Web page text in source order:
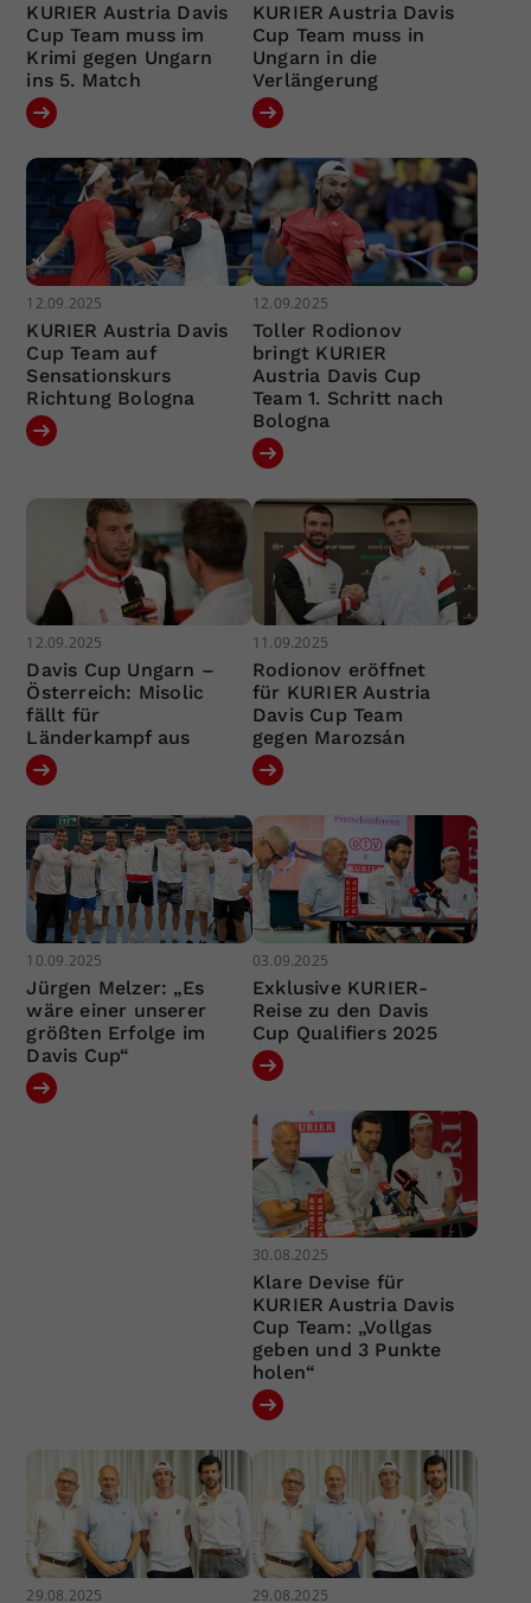
KURIER Austria Davis
Cup Team muss im
Krimi gegen Ungarn
ins 5. Match
KURIER Austria Davis
Cup Team muss in
Ungarn in die
Verlängerung
12.09.2025
KURIER Austria Davis
Cup Team auf
Sensationskurs
Richtung Bologna
12.09.2025
Toller Rodionov
bringt KURIER
Austria Davis Cup
Team 1. Schritt nach
Bologna
12.09.2025
Davis Cup Ungarn –
Österreich: Misolic
fällt für
Länderkampf aus
11.09.2025
Rodionov eröffnet
für KURIER Austria
Davis Cup Team
gegen Marozsán
10.09.2025
Jürgen Melzer: „Es
wäre einer unserer
größten Erfolge im
Davis Cup“
03.09.2025
Exklusive KURIER-
Reise zu den Davis
Cup Qualifiers 2025
30.08.2025
Klare Devise für
KURIER Austria Davis
Cup Team: „Vollgas
geben und 3 Punkte
holen“
29.08.2025 29.08.2025